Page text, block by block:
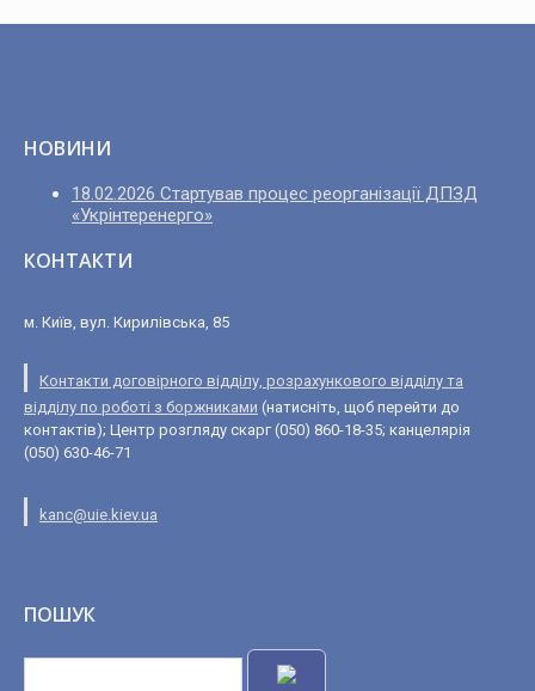
НОВИНИ
18.02.2026 Стартував процес реорганізації ДПЗД
«Укрінтеренерго»
КОНТАКТИ
м. Київ, вул. Кирилівська, 85
Контакти договірного відділу, розрахункового відділу та
відділу по роботі з боржниками (натисніть, щоб перейти до
контактів); Центр розгляду скарг (050) 860-18-35; канцелярія
(050) 630-46-71
kanc@uie.kiev.ua
ПОШУК